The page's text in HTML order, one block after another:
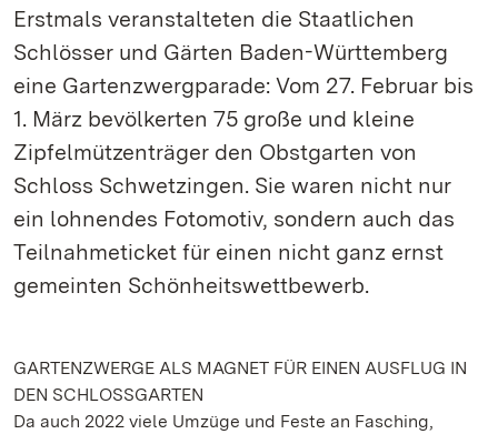
Erstmals veranstalteten die Staatlichen
Schlösser und Gärten Baden-Württemberg
eine Gartenzwergparade: Vom 27. Februar bis
1. März bevölkerten 75 große und kleine
Zipfelmützenträger den Obstgarten von
Schloss Schwetzingen. Sie waren nicht nur
ein lohnendes Fotomotiv, sondern auch das
Teilnahmeticket für einen nicht ganz ernst
gemeinten Schönheitswettbewerb.
GARTENZWERGE ALS MAGNET FÜR EINEN AUSFLUG IN
DEN SCHLOSSGARTEN
Da auch 2022 viele Umzüge und Feste an Fasching,